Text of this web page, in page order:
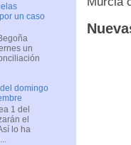
un caso
un
domingo
1 del
el
lo ha